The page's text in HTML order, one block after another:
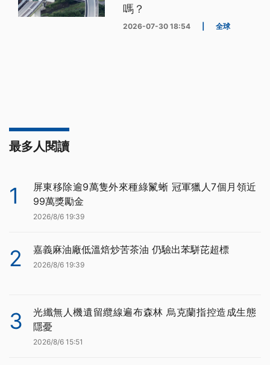
嗎？
2026-07-30 18:54 全球
最多人閱讀
1
屏東移除逾9萬隻外來種綠鬣蜥 冠軍獵人7個月領近
99萬獎勵金
2026/8/6 19:39
2 嘉義麻油廠低溫焙炒苦茶油 仍驗出苯駢芘超標
2026/8/6 19:39
3
光纖無人機遺留纜線遍布森林 烏克蘭指控造成生態
隱憂
2026/8/6 15:51